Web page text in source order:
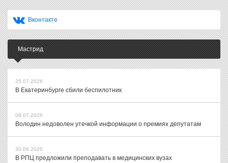
Вконтакте
Мастрид
25.07.2026
В Екатеринбурге сбили беспилотник
08.07.2026
Володин недоволен утечкой информации о премиях депутатам
30.06.2026
В РПЦ предложили преподавать в медицинских вузах